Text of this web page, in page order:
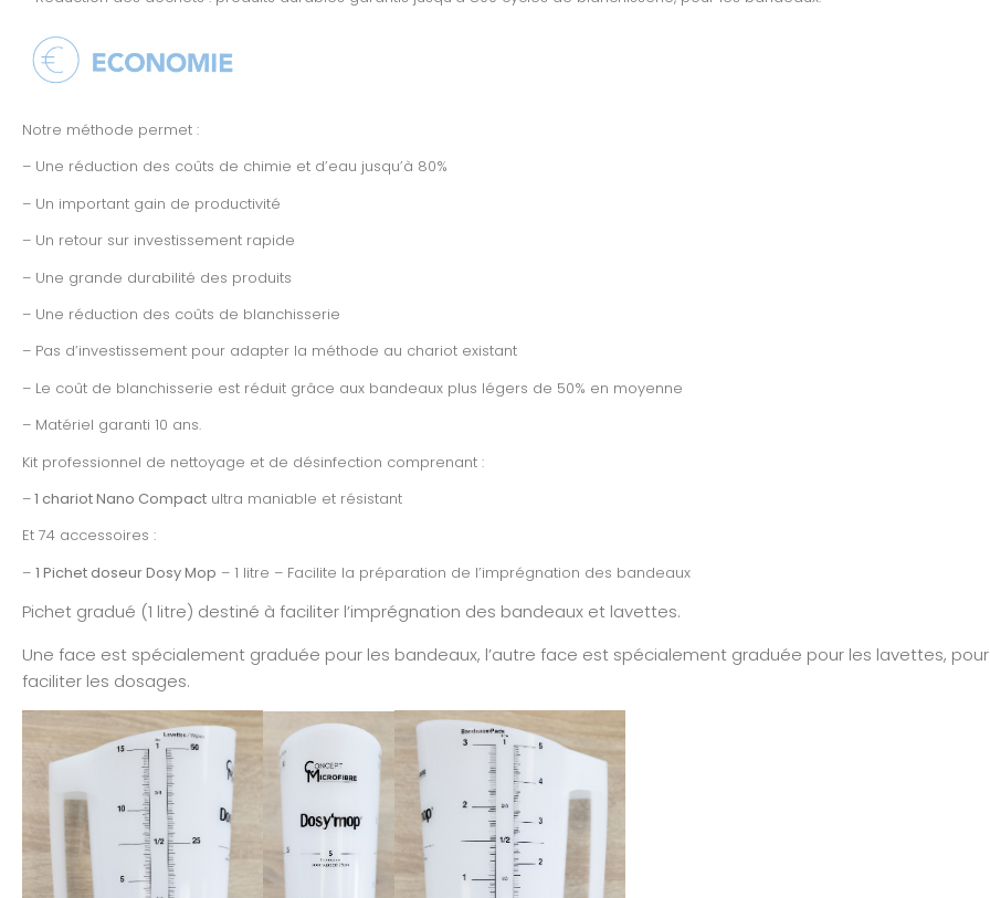
Notre méthode permet :
– Une réduction des coûts de chimie et d’eau jusqu’à 80%
– Un important gain de productivité
– Un retour sur investissement rapide
– Une grande durabilité des produits
– Une réduction des coûts de blanchisserie
– Pas d’investissement pour adapter la méthode au chariot existant
– Le coût de blanchisserie est réduit grâce aux bandeaux plus légers de 50% en moyenne
– Matériel garanti 10 ans.
Kit professionnel de nettoyage et de désinfection comprenant :
–1 chariot Nano Compact ultra maniable et résistant
Et 74 accessoires :
– 1 Pichet doseur Dosy Mop – 1 litre – Facilite la préparation de l’imprégnation des bandeaux
Pichet gradué (1 litre) destiné à faciliter l’imprégnation des bandeaux et lavettes.
Une face est spécialement graduée pour les bandeaux, l’autre face est spécialement graduée pour les lavettes, pour
faciliter les dosages.